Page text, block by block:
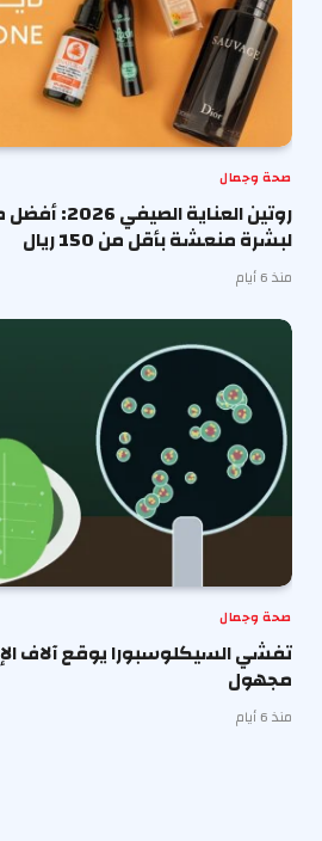
صحة وجمال
روتين
لبشرة منعشة بأقل من 150 ريال
منذ 6 أيام
صحة وجمال
تفشي السيكلوسبورا يوقع آلاف
مجهول
منذ 6 أيام